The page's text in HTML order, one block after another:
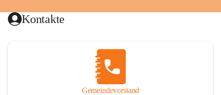
Kontakte
Gemeindevorstand